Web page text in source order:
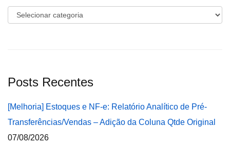
Categorias
Posts Recentes
[Melhoria] Estoques e NF-e: Relatório Analítico de Pré-
Transferências/Vendas – Adição da Coluna Qtde Original
07/08/2026